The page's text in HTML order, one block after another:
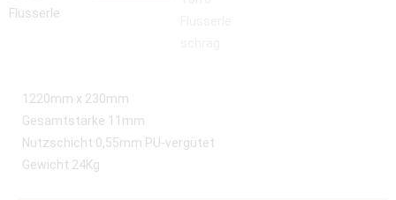
1220mm x 230mm
Gesamtstärke 11mm
Nutzschicht 0,55mm PU-vergütet
Gewicht 24Kg